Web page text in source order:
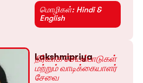
மொழிகள்: Hindi &
English
Lakshmipriya
நிர்வாக செயல்பாடுகள்
மற்றும் வாடிக்கையாளர்
சேவை